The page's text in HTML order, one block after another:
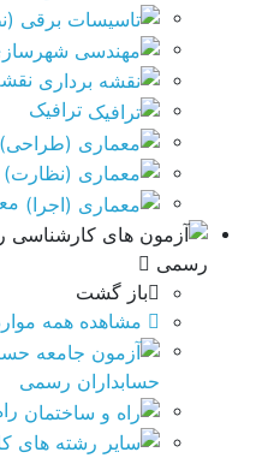
نقشه
ترافیک
رسمی
باز گشت
مشاهده همه موارد
حسابداران رسمی
راه